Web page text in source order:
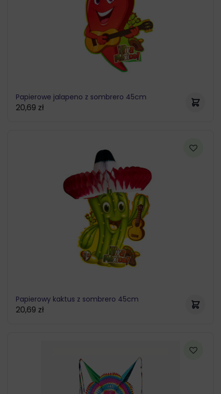
Papierowe jalapeno z sombrero 45cm
20,69 zł
Papierowy kaktus z sombrero 45cm
20,69 zł